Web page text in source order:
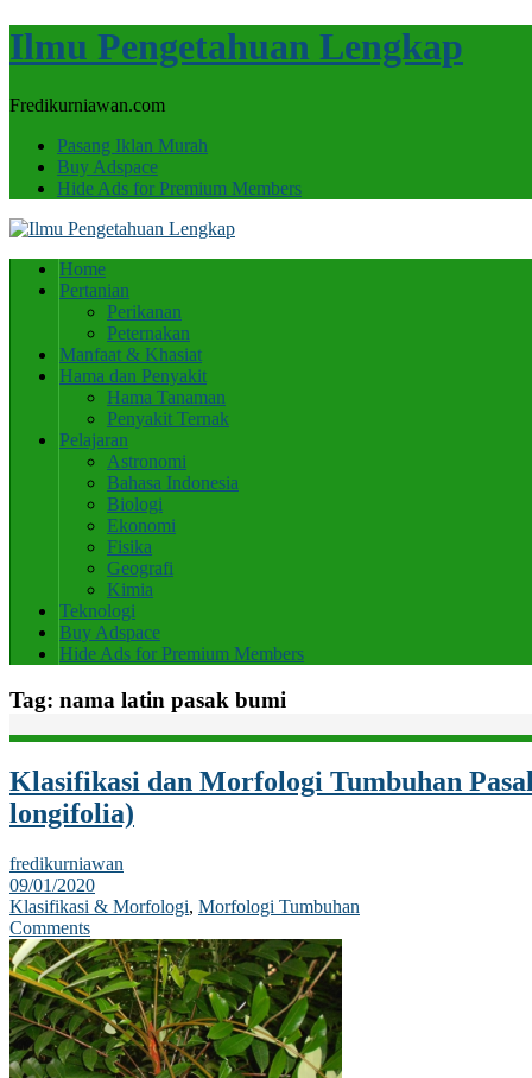
Ilmu Pengetahuan Lengkap
Fredikurniawan.com
Pasang Iklan Murah
Buy Adspace
Hide Ads for Premium Members
Home
Pertanian
Perikanan
Peternakan
Manfaat & Khasiat
Hama dan Penyakit
Hama Tanaman
Penyakit Ternak
Pelajaran
Astronomi
Bahasa Indonesia
Biologi
Ekonomi
Fisika
Geografi
Kimia
Teknologi
Buy Adspace
Hide Ads for Premium Members
Tag: nama latin pasak bumi
Klasifikasi dan Morfologi Tumbuhan
longifolia)
fredikurniawan
09/01/2020
Klasifikasi & Morfologi, Morfologi Tumbuhan
Comments